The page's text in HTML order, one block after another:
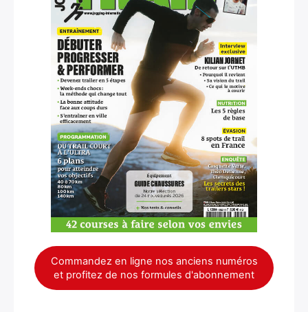
Commandez en ligne nos anciens numéros
et profitez de nos formules d'abonnement
×
Rechercher
: